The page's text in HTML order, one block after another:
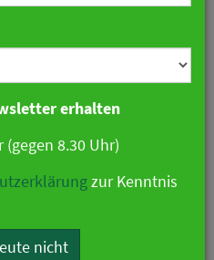
| Gastronomie
erhalten
8.30 Uhr)
zur Kenntnis
nicht